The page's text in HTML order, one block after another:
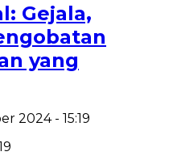
Gejala,
yang
2024 - 15:19